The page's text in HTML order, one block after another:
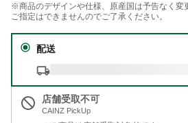
※商品のデザインや仕様、原産国は予告なく変
ご指定はできませんのでご了承ください。
配送
店舗受取不可
CAINZ PickUp